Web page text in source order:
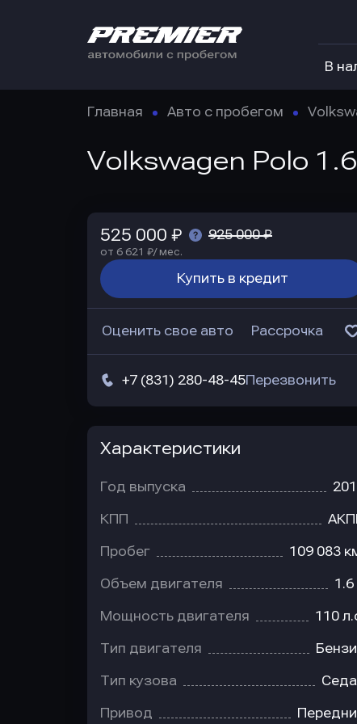
В
Главная Авто с пробегом
Volkswagen Polo
525 000 ₽ 925 000 ₽
от 6 621 ₽/ мес.
Купить в кредит
Оценить свое авто Рассрочка
+7 (831) 280-48-45Перезвонить
Характеристики
Год выпуска
КПП
Пробег 109 083
Объем двигателя 1.6
Мощность двигателя 110
Тип двигателя
Тип кузова
Привод